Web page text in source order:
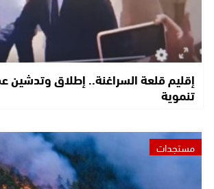
إقليم قلعة السراغنة.. إطلاق وتدشين
تنموية
مستجدات